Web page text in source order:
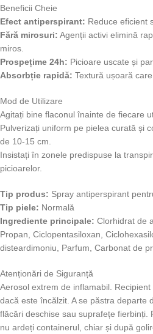
Beneficii Cheie
Efect antiperspirant: Reduce eficient
Fără mirosuri: Agenții activi elimină
miros.
Prospețime 24h: Picioare uscate și
Absorbție rapidă: Textură ușoară
Mod de Utilizare
Agitați bine flaconul înainte de fiecare
Pulverizați uniform pe pielea curată și
de 10-15 cm.
Insistați în zonele predispuse la
picioarelor.
Tip produs: Spray antiperspirant
Tip piele: Normală
Ingrediente principale: Clorhidrat de
Propan, Ciclopentasiloxan,
disteardimoniu, Parfum, Carbonat de
Atenționări de Siguranță
Aerosol extrem de inflamabil.
dacă este încălzit. A se păstra departe
flăcări deschise sau suprafețe fierbinți.
nu ardeți containerul, chiar și după